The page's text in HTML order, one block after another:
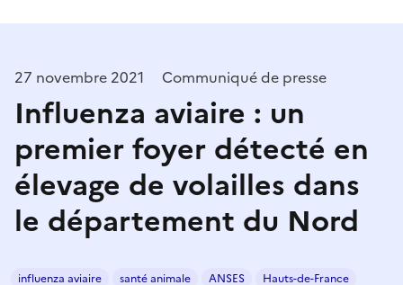
27 novembre 2021 Communiqué de presse
Influenza aviaire : un
premier foyer détecté en
élevage de volailles dans
le département du Nord
influenza aviaire santé animale ANSES Hauts-de-France